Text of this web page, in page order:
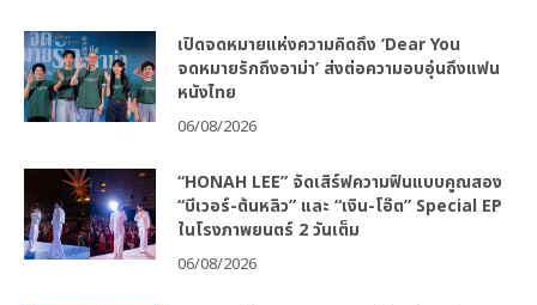
เปิดจดหมายแห่งความคิดถึง ‘Dear You
จดหมายรักถึงอาม่า’ ส่งต่อความอบอุ่นถึงแฟน
หนังไทย
06/08/2026
“HONAH LEE” จัดเสิร์ฟความฟินแบบคูณสอง
“บีเวอร์-ต้นหลิว” และ “เงิน-โอ๊ต” Special EP
ในโรงภาพยนตร์ 2 วันเต็ม
06/08/2026